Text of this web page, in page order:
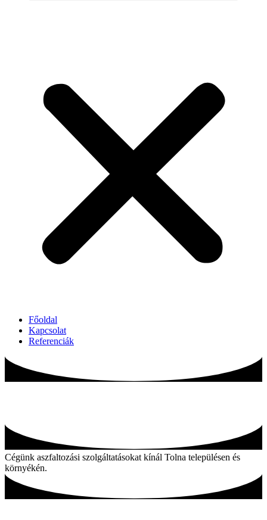
Főoldal
Kapcsolat
Referenciák
Cégünk aszfaltozási szolgáltatásokat kínál Tolna településen és
környékén.